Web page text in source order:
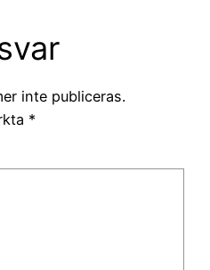
inte publiceras.
*